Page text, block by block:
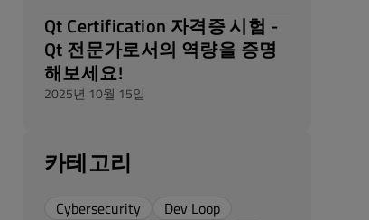
Qt Certification 자격증 시험 -
Qt 전문가로서의 역량을 증명
해보세요!
2025년 10월 15일
카테고리
Cybersecurity
Dev Loop